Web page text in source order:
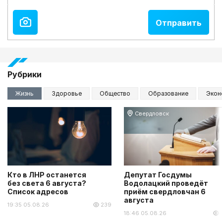
Рубрики
Жизнь Здоровье Общество Образование
Кто в ЛНР останется
без света 6 августа?
Список адресов
19:35 05.08.26 239
Свердловск
Депутат Госдумы
Водолацкий проведёт
приём свердловчан 6
августа
18:46 05.08.26